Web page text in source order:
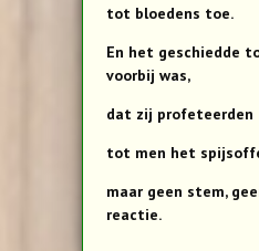
tot bloedens toe.
En het geschiedde
voorbij was,
dat zij profeteerden
tot men het
maar geen stem,
reactie.